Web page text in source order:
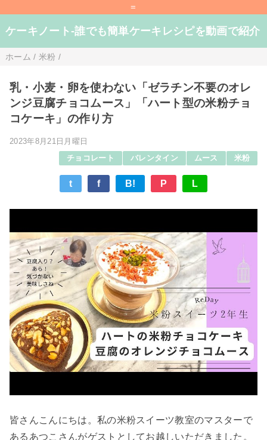
=
ケーキノート-誰でも簡単ケーキレシピを動画で紹介
ホーム / 米粉 /
乳・小麦・卵を使わない「ゼラチン不要のオレ
ンジ豆腐チョコムース」「ハート型の米粉チョ
コケーキ」の作り方
2023年8月21日月曜日
チョコレート
バレンタイン ムース 米粉
t f B! P L
皆さんこんにちは。私の米粉スイーツ教室のマスターで
あるあつこさんがゲストとしてお越しいただきました。